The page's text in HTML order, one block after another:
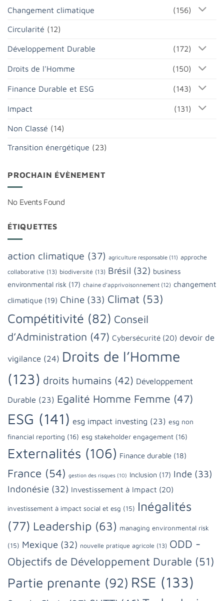
Changement climatique (156)
Circularité (12)
Développement Durable (172)
Droits de l'Homme (150)
Finance Durable et ESG (143)
Impact (131)
Non Classé (14)
Transition énergétique (23)
PROCHAIN ÉVÈNEMENT
No Events Found
ÉTIQUETTES
action climatique (37) agriculture responsable (11) approche
collaborative (13) biodiversité (13) Brésil (32) business
environmental risk (17) chaine d'apprivoisonnement (12) changement
climatique (19) Chine (33) Climat (53)
Compétitivité (82) Conseil
d’Administration (47) Cybersécurité (20) devoir de
vigilance (24) Droits de l’Homme
(123) droits humains (42) Développement
Durable (23) Egalité Homme Femme (47)
ESG (141) esg impact investing (23) esg non
financial reporting (16) esg stakeholder engagement (16)
Externalités (106) Finance durable (18)
France (54) gestion des risques (10) Inclusion (17) Inde (33)
Indonésie (32) Investissement à Impact (20)
investissement à impact social et esg (15) Inégalités
(77) Leadership (63) managing environmental risk
(15) Mexique (32) nouvelle pratique agricole (13) ODD -
Objectifs de Développement Durable (51)
Partie prenante (92) RSE (133)